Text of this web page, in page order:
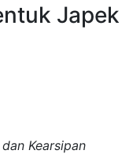
Japek
Kearsipan